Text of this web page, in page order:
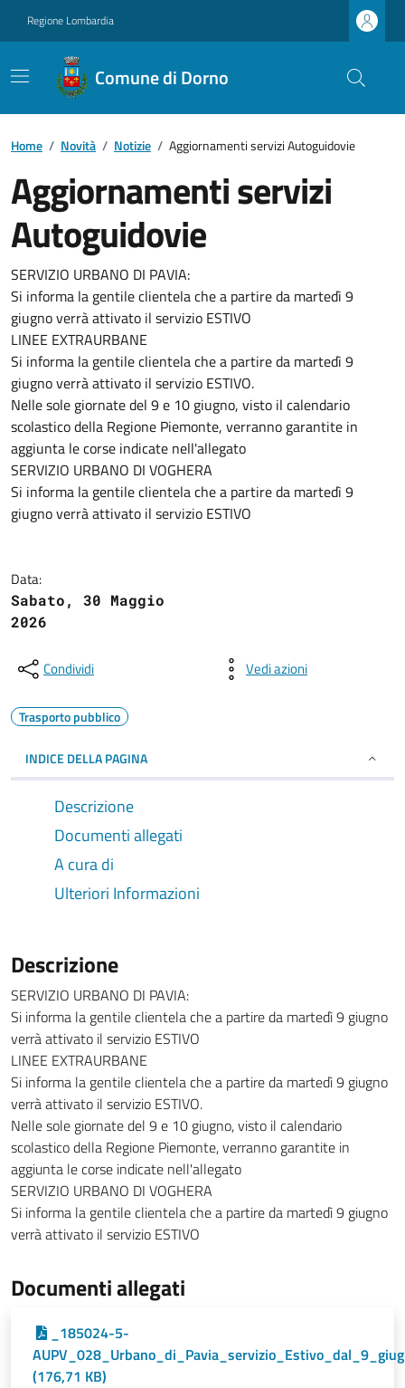
Regione Lombardia
Comune di Dorno
Home / Novità / Notizie / Aggiornamenti servizi Autoguidovie
Aggiornamenti servizi
Autoguidovie
SERVIZIO URBANO DI PAVIA:
Si informa la gentile clientela che a partire da martedì 9
giugno verrà attivato il servizio ESTIVO
LINEE EXTRAURBANE
Si informa la gentile clientela che a partire da martedì 9
giugno verrà attivato il servizio ESTIVO.
Nelle sole giornate del 9 e 10 giugno, visto il calendario
scolastico della Regione Piemonte, verranno garantite in
aggiunta le corse indicate nell'allegato
SERVIZIO URBANO DI VOGHERA
Si informa la gentile clientela che a partire da martedì 9
giugno verrà attivato il servizio ESTIVO
Data:
Sabato, 30 Maggio
2026
Condividi Vedi azioni
Trasporto pubblico
INDICE DELLA PAGINA
Descrizione
Documenti allegati
A cura di
Ulteriori Informazioni
Descrizione
SERVIZIO URBANO DI PAVIA:
Si informa la gentile clientela che a partire da martedì 9 giugno
verrà attivato il servizio ESTIVO
LINEE EXTRAURBANE
Si informa la gentile clientela che a partire da martedì 9 giugno
verrà attivato il servizio ESTIVO.
Nelle sole giornate del 9 e 10 giugno, visto il calendario
scolastico della Regione Piemonte, verranno garantite in
aggiunta le corse indicate nell'allegato
SERVIZIO URBANO DI VOGHERA
Si informa la gentile clientela che a partire da martedì 9 giugno
verrà attivato il servizio ESTIVO
Documenti allegati
_185024-5-
(176,71 KB)